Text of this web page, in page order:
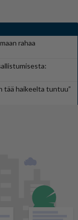
rahaa
tää haikeelta tuntuu”